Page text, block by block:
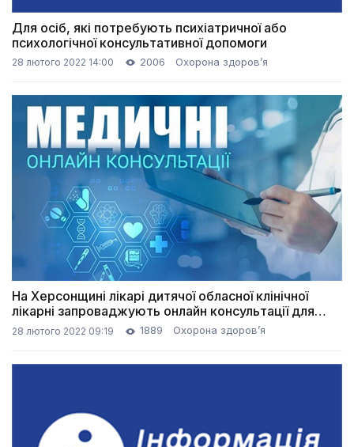
Для осіб, які потребують психіатричної або
психологічної консультативної допомоги
28 лютого 2022 14:00 2006 Охорона здоров’я
На Херсонщині лікарі дитячої обласної клінічної
лікарні запроваджують онлайн консультації для
хворих дітей
28 лютого 2022 09:19 1889 Охорона здоров’я